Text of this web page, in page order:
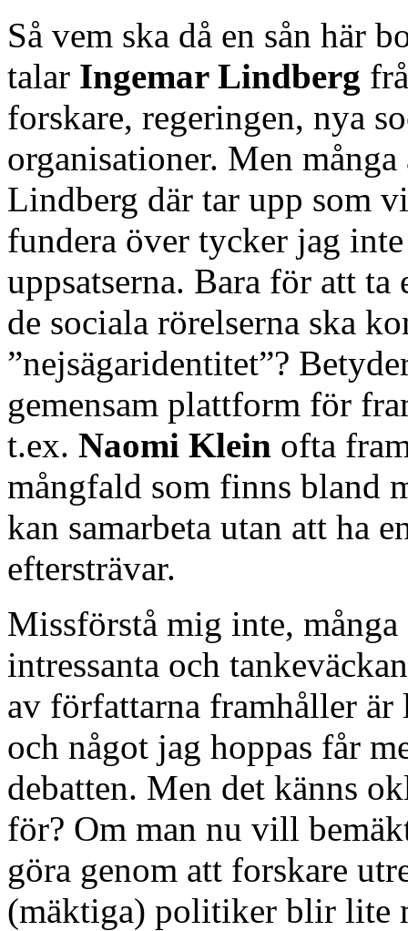
Så vem ska då en sån här
talar Ingemar Lindberg
forskare, regeringen, nya
organisationer. Men
Lindberg där tar upp som
fundera över tycker jag
uppsatserna. Bara för att
de sociala rörelserna ska
”nejsägaridentitet”?
gemensam plattform för
t.ex. Naomi Klein ofta
mångfald som finns bland
kan samarbeta utan att ha
eftersträvar.
Missförstå mig inte, många
intressanta och
av författarna framhåller
och något jag hoppas får
debatten. Men det känns
för? Om man nu vill
göra genom att forskare
(mäktiga) politiker blir lite